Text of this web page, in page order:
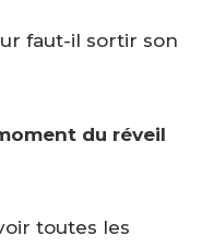
faut-il sortir son
du réveil
toutes les